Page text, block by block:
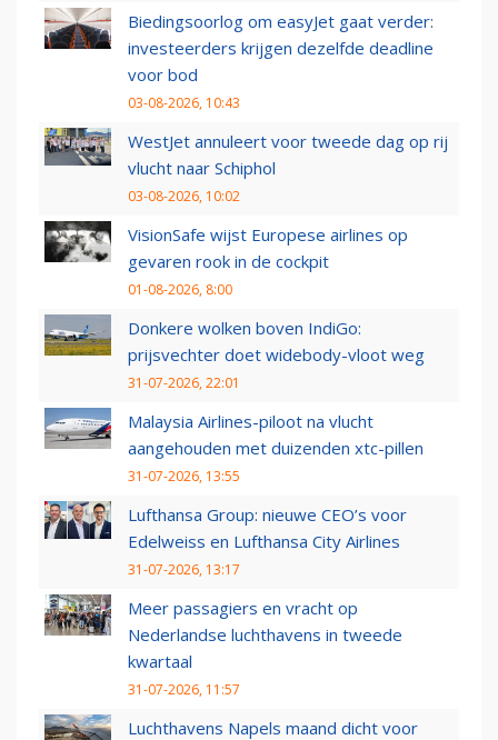
Biedingsoorlog om easyJet gaat verder:
investeerders krijgen dezelfde deadline
voor bod
03-08-2026, 10:43
WestJet annuleert voor tweede dag op rij
vlucht naar Schiphol
03-08-2026, 10:02
VisionSafe wijst Europese airlines op
gevaren rook in de cockpit
01-08-2026, 8:00
Donkere wolken boven IndiGo:
prijsvechter doet widebody-vloot weg
31-07-2026, 22:01
Malaysia Airlines-piloot na vlucht
aangehouden met duizenden xtc-pillen
31-07-2026, 13:55
Lufthansa Group: nieuwe CEO’s voor
Edelweiss en Lufthansa City Airlines
31-07-2026, 13:17
Meer passagiers en vracht op
Nederlandse luchthavens in tweede
kwartaal
31-07-2026, 11:57
Luchthavens Napels maand dicht voor